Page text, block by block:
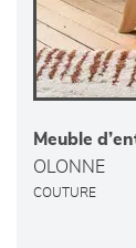
Meuble
OLONNE
COUTURE